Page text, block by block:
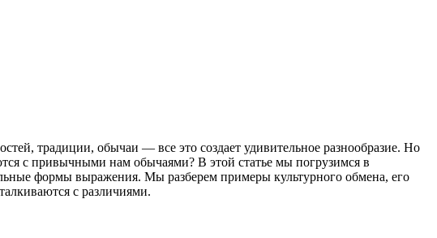
традиции, обычаи — все это создает удивительное разнообразие. Но
с привычными нам обычаями? В этой статье мы погрузимся в
формы выражения. Мы разберем примеры культурного обмена, его
с различиями.